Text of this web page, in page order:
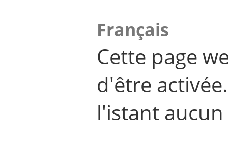
Français
Cette page
d'être
l'istant